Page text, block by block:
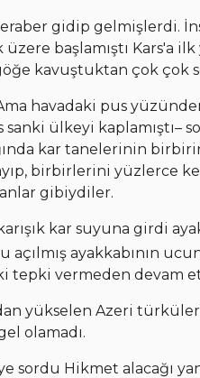
gidip gelmişlerdi.
başlamıştı Kars'a
kavuştuktan çok çok
havadaki pus
ülkeyi kaplamıştı–
kar tanelerinin
birbirlerini yüzlerce
gibiydiler.
kar suyuna girdi
açılmış ayakkabının
tepki vermeden devam
yükselen Azeri
olamadı.
sordu Hikmet alacağı